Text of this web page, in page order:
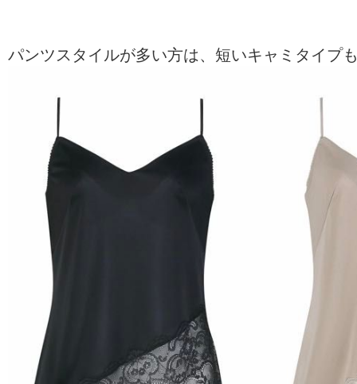
パンツスタイルが多い方は、短いキャミタイプ